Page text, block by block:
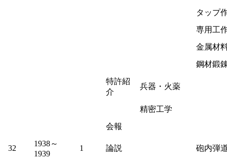
タップ
専用工
金属材
鋼材鍛
特許紹
介
兵器・火薬
精密工学
会報
32
1938～
1939
1 論説 砲内弾